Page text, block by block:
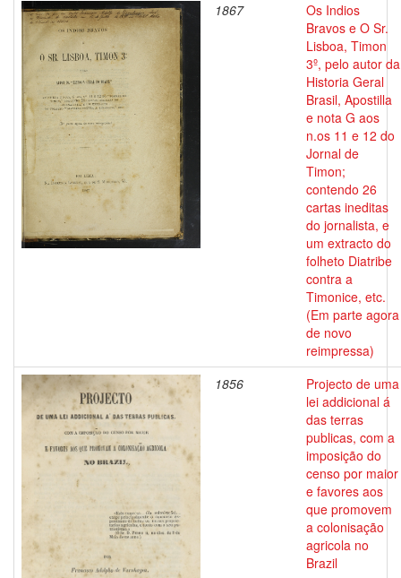
1867
Os Indios
Bravos e O Sr.
Lisboa, Timon
3º, pelo autor da
Historia Geral
Brasil, Apostilla
e nota G aos
n.os 11 e 12 do
Jornal de
Timon;
contendo 26
cartas ineditas
do jornalista, e
um extracto do
folheto Diatribe
contra a
Timonice, etc.
(Em parte agora
de novo
reimpressa)
1856
Projecto de uma
lei addicional á
das terras
publicas, com a
imposição do
censo por maior
e favores aos
que promovem
a colonisação
agricola no
Brazil